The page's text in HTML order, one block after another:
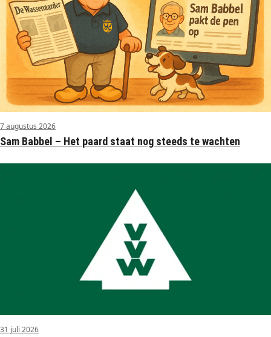
7 augustus 2026
Sam Babbel – Het paard staat nog steeds te wachten
31 juli 2026